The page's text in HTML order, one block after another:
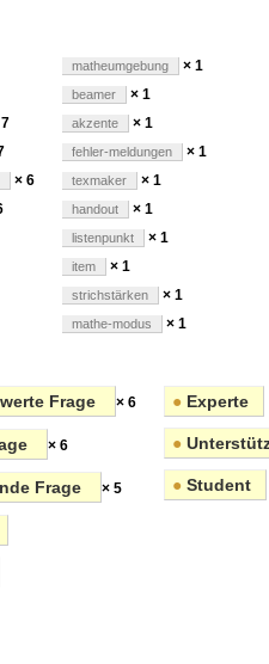
× 6
matheumgebung × 1
beamer × 1
akzente × 1
fehler-meldungen × 1
texmaker × 1
handout × 1
listenpunkt × 1
item × 1
strichstärken × 1
mathe-modus × 1
Frage × 6
× 6
Frage × 5
● Experte
●
● Student